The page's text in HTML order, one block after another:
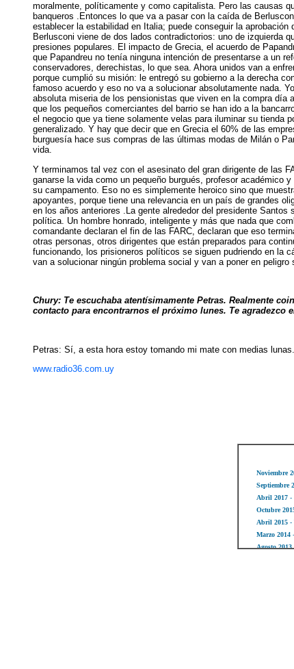
moralmente, políticamente y como capitalista. Pero las causas
banqueros .Entonces lo que va a pasar con la caída de
establecer la estabilidad en Italia; puede conseguir la
Berlusconi viene de dos lados contradictorios: uno de izquierda
presiones populares. El impacto de Grecia, el acuerdo de
que Papandreu no tenía ninguna intención de presentarse a un
conservadores, derechistas, lo que sea. Ahora unidos van a
porque cumplió su misión: le entregó su gobierno a la derecha
famoso acuerdo y eso no va a solucionar absolutamente nada.
absoluta miseria de los pensionistas que viven en la compra
que los pequeños comerciantes del barrio se han ido a la
el negocio que ya tiene solamente velas para iluminar su tienda
generalizado. Y hay que decir que en Grecia el 60% de las
burguesía hace sus compras de las últimas modas de Milán o
vida.
Y terminamos tal vez con el asesinato del gran dirigente de las
ganarse la vida como un pequeño burgués, profesor académico
su campamento. Eso no es simplemente heroico sino que
apoyantes, porque tiene una relevancia en un país de grandes
en los años anteriores .La gente alrededor del presidente
política. Un hombre honrado, inteligente y más que nada que
comandante declaran el fin de las FARC, declaran que eso
otras personas, otros dirigentes que están preparados para
funcionando, los prisioneros políticos se siguen pudriendo en la
van a solucionar ningún problema social y van a poner en peligro
Chury: Te escuchaba atentísimamente Petras. Realmente
contacto para encontrarnos el próximo lunes. Te
Petras: Sí, a esta hora estoy tomando mi mate con medias
www.radio36.com.uy